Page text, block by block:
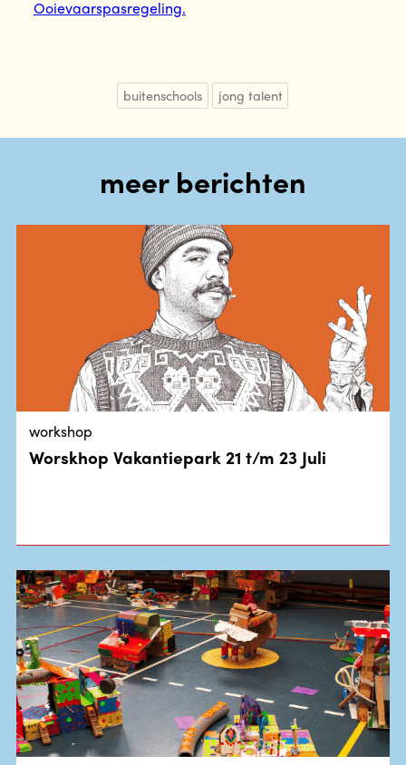
Ooievaarspasregeling.
buitenschools jong talent
meer berichten
workshop
Worskhop Vakantiepark 21 t/m 23 Juli